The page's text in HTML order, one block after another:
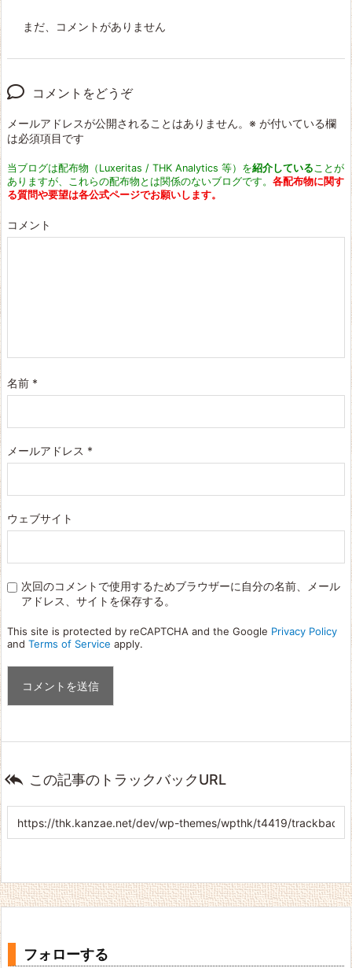
まだ、コメントがありません
コメントをどうぞ
メールアドレスが公開されることはありません。 ※ が付いている欄
は必須項目です
当ブログは配布物（Luxeritas / THK Analytics 等）を紹介している ことが
ありますが、これらの配布物とは関係のないブログです。 各配布物に関す
る質問や要望は各公式ページでお願いします。
コメント
名前 *
メールアドレス *
ウェブサイト
次回のコメントで使用するためブラウザーに自分の名前、メール
アドレス、サイトを保存する。
This site is protected by reCAPTCHA and the Google Privacy Policy
and Terms of Service apply.
 この記事のトラックバックURL
フォローする